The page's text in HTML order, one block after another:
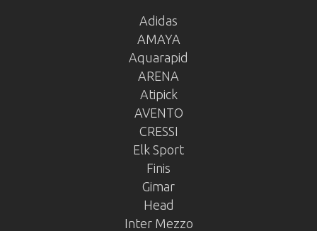
Adidas
AMAYA
Aquarapid
ARENA
Atipick
AVENTO
CRESSI
Elk Sport
Finis
Gimar
Head
Inter Mezzo